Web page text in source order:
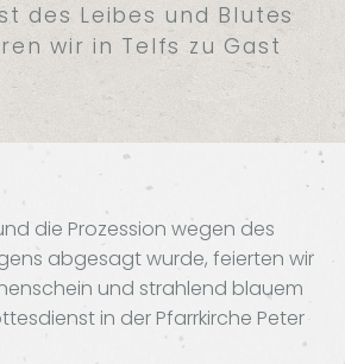
des Leibes und Blutes
wir in Telfs zu Gast
die Prozession wegen des
abgesagt wurde, feierten wir
und strahlend blauem
in der Pfarrkirche Peter